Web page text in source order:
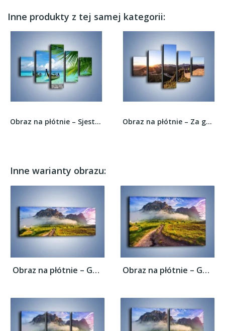
Inne produkty z tej samej kategorii:
Obraz na płótnie – Sjesta przy pomoście –... Obraz na płótnie – Za górami za lasami –...
Inne warianty obrazu:
Obraz na płótnie – Góry ubrane w mgłę –... Obraz na płótnie – Góry ubrane w mgłę –...